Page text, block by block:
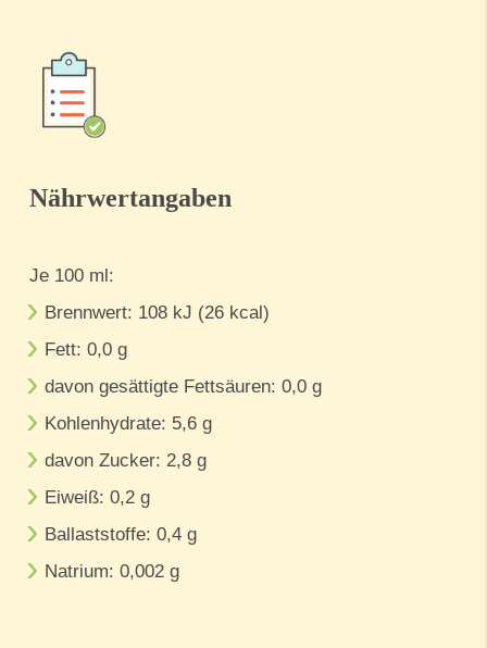
Nährwertangaben
Je 100 ml:
Brennwert: 108 kJ (26 kcal)
Fett: 0,0 g
davon gesättigte Fettsäuren: 0,0 g
Kohlenhydrate: 5,6 g
davon Zucker: 2,8 g
Eiweiß: 0,2 g
Ballaststoffe: 0,4 g
Natrium: 0,002 g